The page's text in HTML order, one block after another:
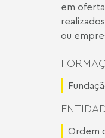
em
ou
Ordem